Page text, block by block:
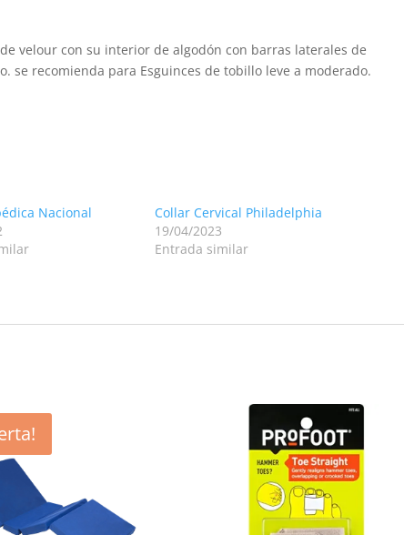
velour con su interior de algodón con barras laterales de
se recomienda para Esguinces de tobillo leve a moderado.
Nacional
Collar Cervical Philadelphia
19/04/2023
Entrada similar